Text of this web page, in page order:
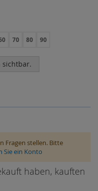
70 80 90
sichtbar.
Fragen stellen. Bitte
Sie ein Konto
haben, kauften